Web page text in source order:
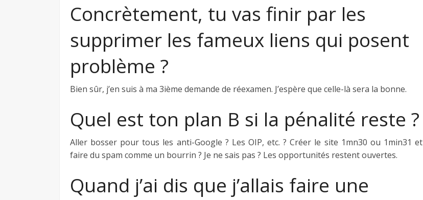
Concrètement, tu vas finir par les
supprimer les fameux liens qui posent
problème ?
Bien sûr, j’en suis à ma 3ième demande de réexamen. J’espère que celle-là sera la bonne.
Quel est ton plan B si la pénalité reste ?
Aller bosser pour tous les anti-Google ? Les OIP, etc. ? Créer le site 1mn30 ou 1min31 et
faire du spam comme un bourrin ? Je ne sais pas ? Les opportunités restent ouvertes.
Quand j’ai dis que j’allais faire une